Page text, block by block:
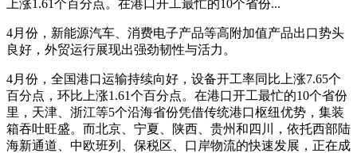
上涨1.61个百分点。在港口开工最忙的10个省份...
4月份，新能源汽车、消费电子产品等高附加值产品出口势头
良好，外贸运行展现出强劲韧性与活力。
4月份，全国港口运输持续向好，设备开工率同比上涨7.65个
百分点，环比上涨1.61个百分点。在港口开工最忙的10个省份
里，天津、浙江等5个沿海省份凭借传统港口枢纽优势，集装
箱吞吐旺盛。而北京、宁夏、陕西、贵州和四川，依托西部陆
海新通道、中欧班列、保税区、口岸物流的快速发展，正在成